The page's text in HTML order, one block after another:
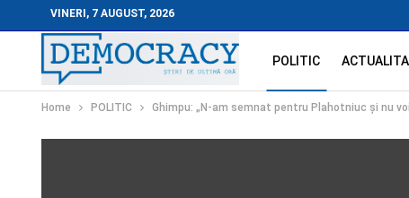
VINERI, 7 AUGUST, 2026
POLITIC
Home POLITIC Ghimpu: „N‑am semnat pentru Plahotniuc și nu